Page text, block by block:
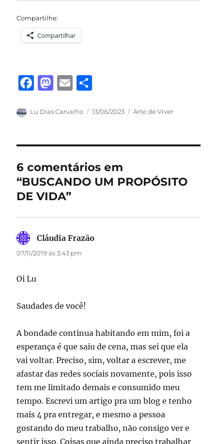
Compartilhe:
Compartilhar
F
c
b
o
o
k
M
st
d
o
n
E
ai a
Autor
Lu Dias Carvalho
Publicado
13/06/2023 Categorias
Arte de Viver
6 comentários em
“BUSCANDO UM PROPÓSITO
DE VIDA”
Cláudia Frazão
07/11/2019 às 3:43 pm
Oi Lu
Saudades de você!
A bondade continua habitando em mim, foi a
esperança é que saiu de cena, mas sei que ela
vai voltar. Preciso, sim, voltar a escrever, me
afastar das redes sociais novamente, pois isso
tem me limitado demais e consumido meu
tempo. Escrevi um artigo pra um blog e tenho
mais 4 pra entregar, e mesmo a pessoa
gostando do meu trabalho, não consigo ver e
sentir isso. Coisas que ainda preciso trabalhar